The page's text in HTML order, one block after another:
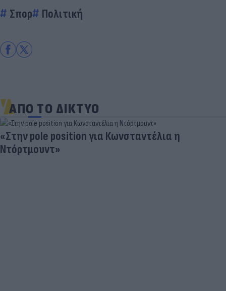
Σπορ Πολιτική
ΑΠΟ ΤΟ ΔΙΚΤΥΟ
«Στην pole position για Κωνσταντέλια η
Ντόρτμουντ»